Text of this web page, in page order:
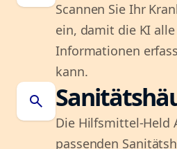
Scannen Sie Ihr
ein, damit die KI
Informationen
kann.
search
Die Hilfsmittel-Held
passenden